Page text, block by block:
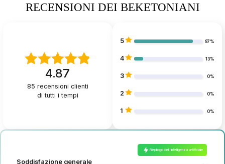
RECENSIONI DEI BEKETONIANI
4.87
85 recensioni clienti
di tutti i tempi
5 87%
4 13%
3 0%
2 0%
1 0%
Riepilogo dell'intelligenza artificiale
Soddisfazione generale